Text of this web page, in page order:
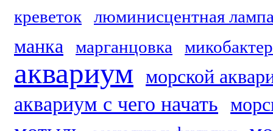
креветок люминисцентная
манка марганцовка
аквариум морской
аквариум с чего начать